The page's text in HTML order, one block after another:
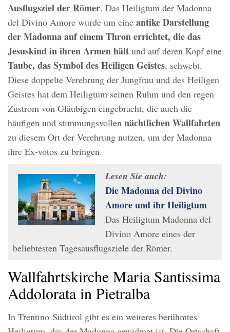
Ausflugsziel der Römer. Das Heiligtum der Madonna
del Divino Amore wurde um eine antike Darstellung
der Madonna auf einem Thron errichtet, die das
Jesuskind in ihren Armen hält und auf deren Kopf eine
Taube, das Symbol des Heiligen Geistes, schwebt.
Diese doppelte Verehrung der Jungfrau und des Heiligen
Geistes hat dem Heiligtum seinen Ruhm und den regen
Zustrom von Gläubigen eingebracht, die auch die
häufigen und stimmungsvollen nächtlichen Wallfahrten
zu diesem Ort der Verehrung nutzen, um der Madonna
ihre Ex-votos zu bringen.
Lesen Sie auch:
Die Madonna del Divino
Amore und ihr Heiligtum
Das Heiligtum Madonna del
Divino Amore eines der
beliebtesten Tagesausflugsziele der Römer.
Wallfahrtskirche Maria Santissima
Addolorata in Pietralba
In Trentino-Südtirol gibt es ein weiteres berühmtes